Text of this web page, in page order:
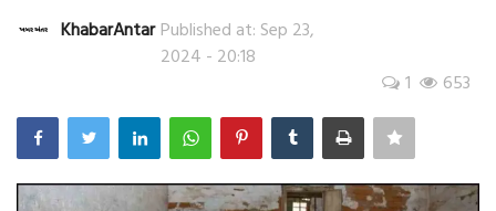
Contact
Gallery
આદિવાસી
KhabarAntar Published at: Sep 23,
2024 - 20:18
1
653